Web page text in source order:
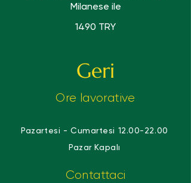
Milanese ile
1490 TRY
Geri
Ore lavorative
Pazartesi - Cumartesi 12.00-22.00
Pazar Kapalı
Contattaci